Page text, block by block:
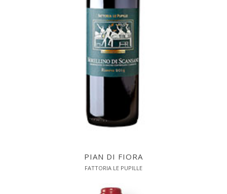
PIAN DI FIORA
FATTORIA LE PUPILLE